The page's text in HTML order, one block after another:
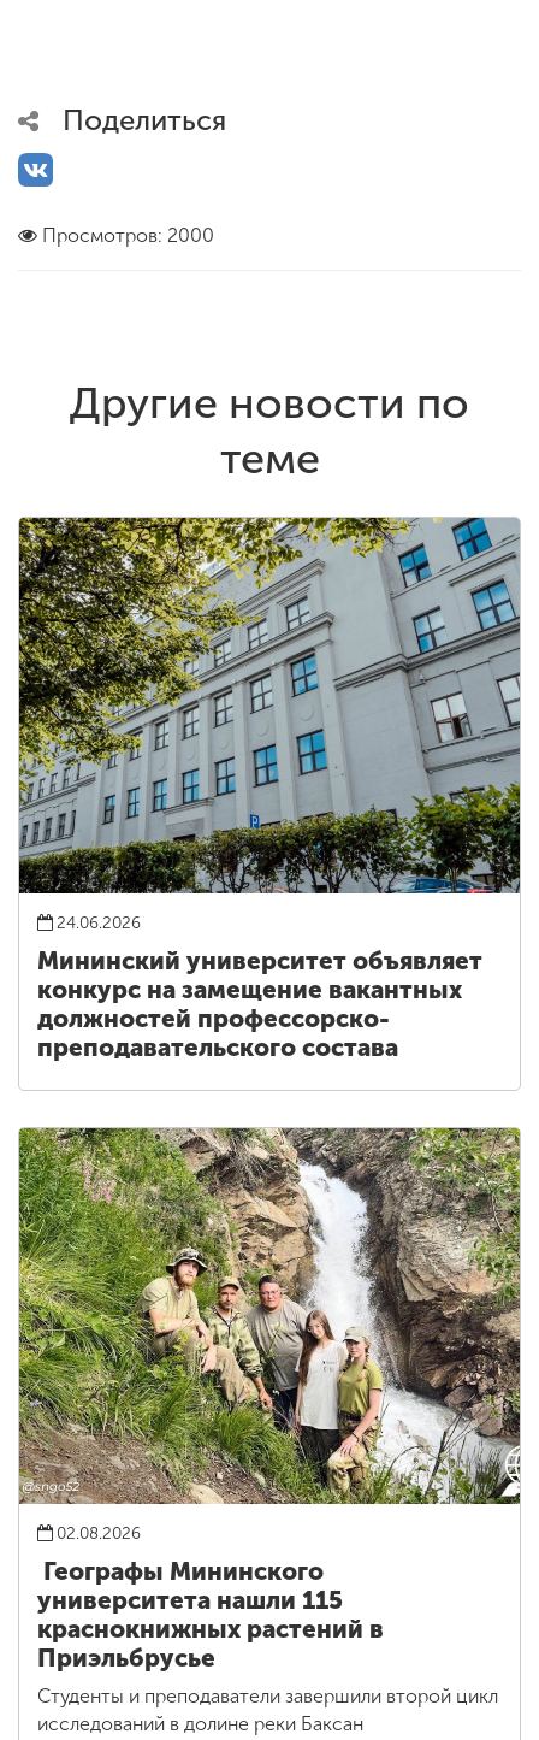
Поделиться
Просмотров: 2000
Другие новости по
теме
24.06.2026
Мининский университет объявляет
конкурс на замещение вакантных
должностей профессорско-
преподавательского состава
02.08.2026
Географы Мининского
университета нашли 115
краснокнижных растений в
Приэльбрусье
Студенты и преподаватели завершили второй цикл
исследований в долине реки Баксан